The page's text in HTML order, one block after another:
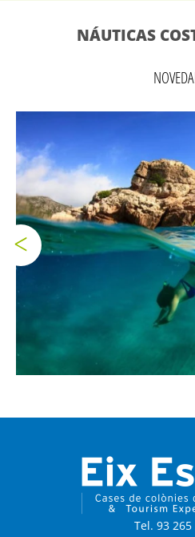
NÁUTICAS
Tel. 93 265